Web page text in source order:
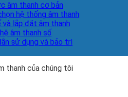
âm thanh cơ bản
hệ thống âm thanh
và lắp đặt âm thanh
âm thanh số
sử dụng và bảo trì
thanh của chúng tôi